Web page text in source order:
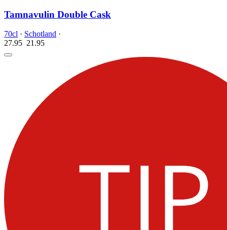
Tamnavulin Double Cask
70cl · Schotland ·
27.95 21.95